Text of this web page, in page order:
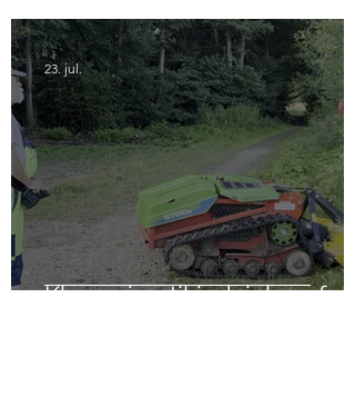
Klargøring til indvielse af
23. jul.